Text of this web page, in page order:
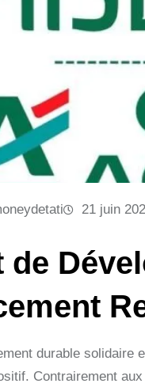
21 juin
de
durable solidaire
Contrairement